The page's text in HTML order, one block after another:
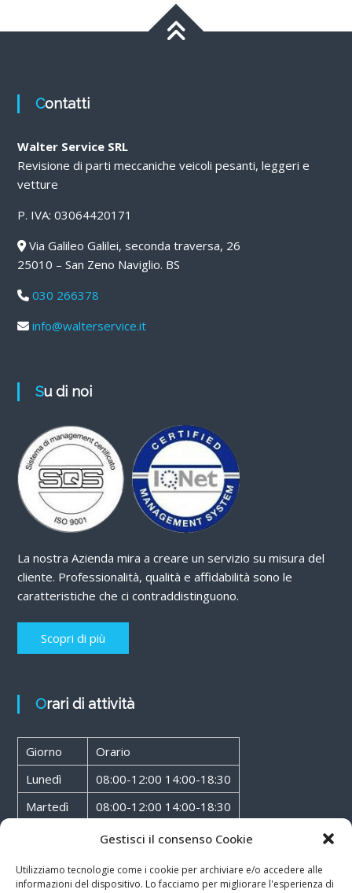
Gestisci il consenso Cookie
Utilizziamo tecnologie come i cookie per archiviare e/o accedere alle
informazioni del dispositivo. Lo facciamo per migliorare l'esperienza di
Contatti
Walter Service SRL
Revisione di parti meccaniche veicoli pesanti, leggeri e
vetture
P. IVA: 03064420171
Via Galileo Galilei, seconda traversa, 26
25010 – San Zeno Naviglio. BS
030 266378
info@walterservice.it
Su di noi
La nostra Azienda mira a creare un servizio su misura del
cliente. Professionalità, qualità e affidabilità sono le
caratteristiche che ci contraddistinguono.
Scopri di più
Orari di attività
Giorno
Orario
Lunedì
08:00-12:00 14:00-18:30
Martedì
08:00-12:00 14:00-18:30
08:00-12:00 14:00-18:30
Giovedì
08:00-12:00 14:00-18:30
Venerdì
08:00-12:00 14:00-18:30